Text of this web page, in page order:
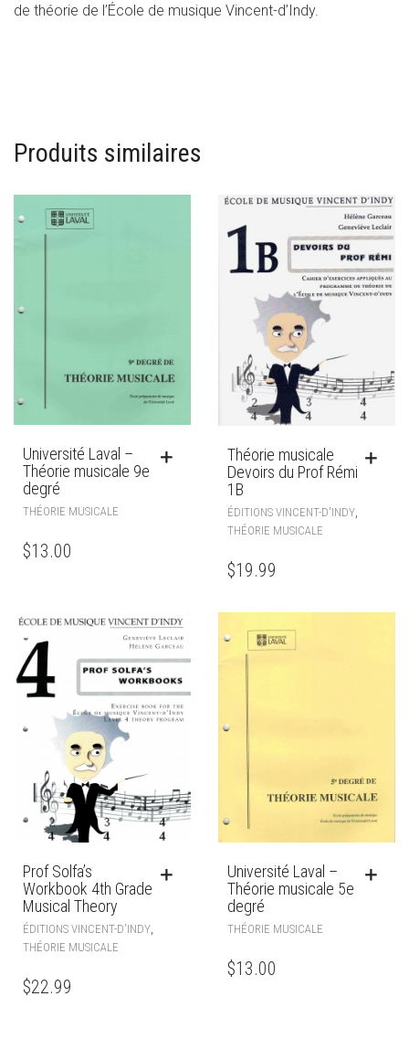
de théorie de l’École de musique Vincent-d’Indy.
Produits similaires
Université Laval –
Théorie musicale 9e
degré
THÉORIE MUSICALE
$13.00
Théorie musicale
Devoirs du Prof Rémi
1B
ÉDITIONS VINCENT-D'INDY
THÉORIE MUSICALE
$19.99
Prof Solfa’s
Workbook 4th Grade
Musical Theory
ÉDITIONS VINCENT-D'INDY
THÉORIE MUSICALE
$22.99
Université Laval –
Théorie musicale 5e
degré
THÉORIE MUSICALE
$13.00